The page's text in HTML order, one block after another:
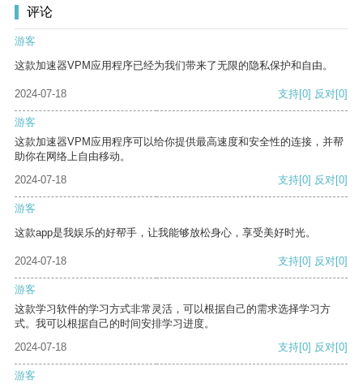
评论
游客
这款加速器VPM应用程序已经为我们带来了无限的隐私保护和自由。
2024-07-18 支持[0] 反对[0]
游客
这款加速器VPM应用程序可以给你提供最高速度和安全性的连接，并帮
助你在网络上自由移动。
2024-07-18
支持[0] 反对[0]
游客
这款app是我娱乐的好帮手，让我能够放松身心，享受美好时光。
2024-07-18 支持[0] 反对[0]
游客
这款学习软件的学习方式非常灵活，可以根据自己的需求选择学习方
式。我可以根据自己的时间安排学习进度。
2024-07-18
支持[0] 反对[0]
游客